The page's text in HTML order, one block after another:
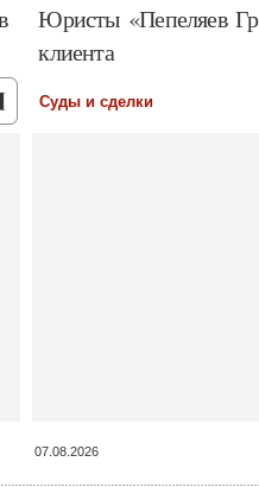
Юристы «Пепеляев
клиента
Суды и сделки
07.08.2026